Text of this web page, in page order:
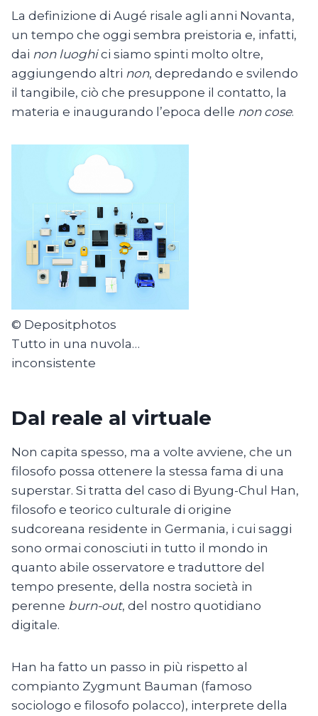
La definizione di Augé risale agli anni Novanta,
un tempo che oggi sembra preistoria e, infatti,
dai non luoghici siamo spinti molto oltre,
aggiungendo altri non, depredando e svilendo
il tangibile, ciò che presuppone il contatto, la
materia e inaugurando l’epoca delle non cose.
© Depositphotos
Tutto in una nuvola…
inconsistente
Dal reale al virtuale
Non capita spesso, ma a volte avviene, che un
filosofo possa ottenere la stessa fama di una
superstar. Si tratta del caso di Byung-Chul Han,
filosofo e teorico culturale di origine
sudcoreana residente in Germania, i cui saggi
sono ormai conosciuti in tutto il mondo in
quanto abile osservatore e traduttore del
tempo presente, della nostra società in
perenne burn-out, del nostro quotidiano
digitale.
Han ha fatto un passo in più rispetto al
compianto Zygmunt Bauman (famoso
sociologo e filosofo polacco), interprete della